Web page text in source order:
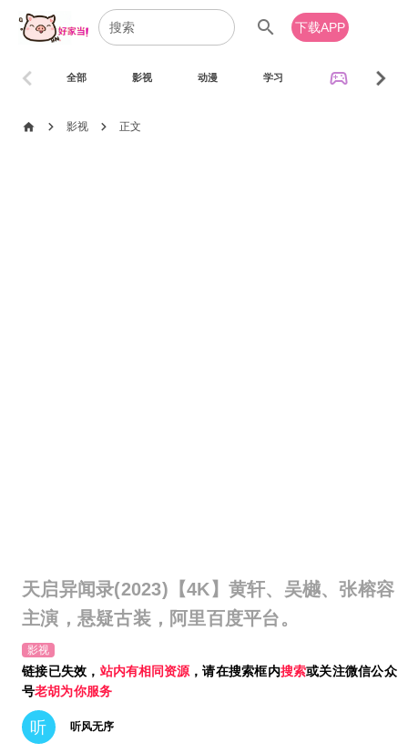
search 下载APP
全部 影视 动漫 学习 sports_esports
chevron_left chevron_right
home chevron_right 影视 chevron_right 正文
天启异闻录(2023)【4K】黄轩、吴樾、张榕容
主演，悬疑古装，阿里百度平台。
影视
链接已失效， 站内有相同资源 ，请在搜索框内搜索或关注微信公众
号老胡为你服务
听 听风无序